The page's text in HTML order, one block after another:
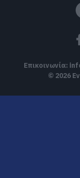
Επικοινωνία:
© 2026